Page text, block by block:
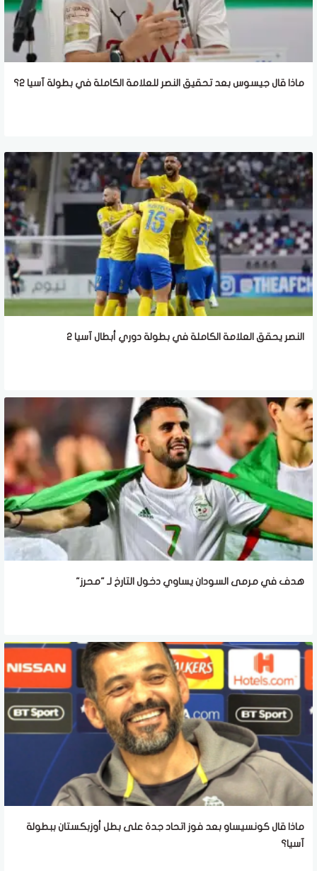
ماذا قال جيسوس بعد تحقيق النصر للعلامة الكاملة في بطولة آسيا 2؟
النصر يحقق العلامة الكاملة في بطولة دوري أبطال آسيا 2
هدف في مرمى السودان يساوي دخول التارخ لـ "محرز"
ماذا قال كونسيساو بعد فوز اتحاد جدة على بطل أوزبكستان ببطولة
آسيا؟